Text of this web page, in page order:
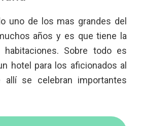
uno de los mas grandes del
años y es que tiene la
Sobre todo es
hotel para los aficionados al
se celebran importantes